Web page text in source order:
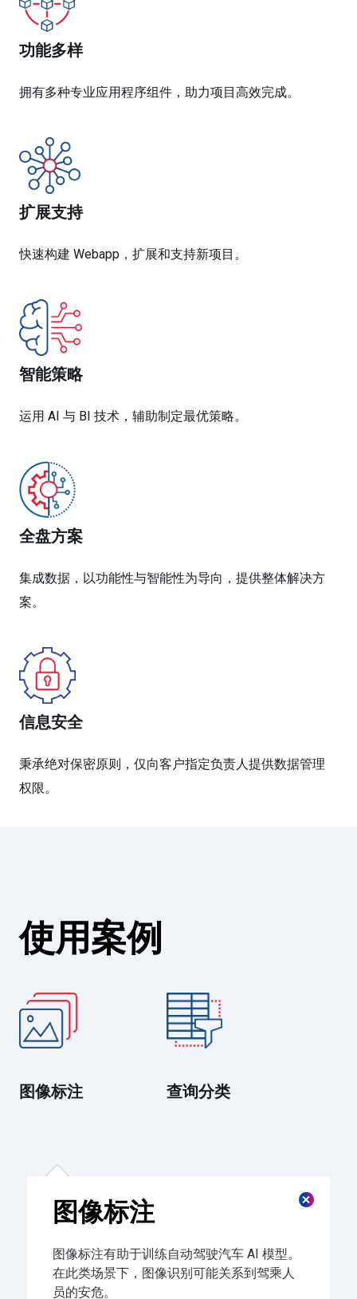
功能多样
拥有多种专业应用程序组件，助力项目高效完成。
扩展支持
快速构建 Webapp，扩展和支持新项目。
智能策略
运用 AI 与 BI 技术，辅助制定最优策略。
全盘方案
集成数据，以功能性与智能性为导向，提供整体解决方
案。
信息安全
秉承绝对保密原则，仅向客户指定负责人提供数据管理
权限。
使用案例
图像标注 查询分类
图像标注
图像标注有助于训练自动驾驶汽车 AI 模型。
在此类场景下，图像识别可能关系到驾乘人
员的安危。